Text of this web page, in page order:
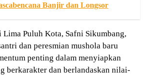
Banjir dan Longsor
Lima Puluh Kota, Safni Sikumbang,
dan peresmian mushola baru
penting dalam menyiapkan
berkarakter dan berlandaskan nilai-